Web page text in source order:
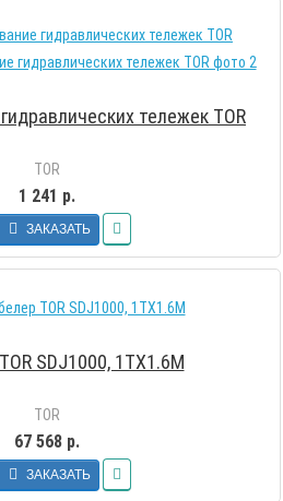
тележек TOR
TOR
1 241 р.
ЗАКАЗАТЬ
SDJ1000, 1TX1.6M
TOR
67 568 р.
ЗАКАЗАТЬ